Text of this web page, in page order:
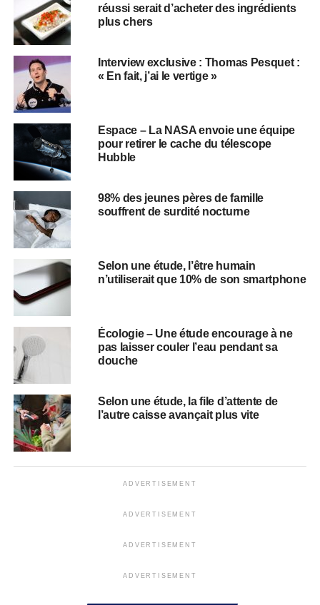
réussi serait d’acheter des ingrédients
plus chers
Interview exclusive : Thomas Pesquet :
« En fait, j’ai le vertige »
Espace – La NASA envoie une équipe
pour retirer le cache du télescope
Hubble
98% des jeunes pères de famille
souffrent de surdité nocturne
Selon une étude, l’être humain
n’utiliserait que 10% de son smartphone
Écologie – Une étude encourage à ne
pas laisser couler l’eau pendant sa
douche
Selon une étude, la file d’attente de
l’autre caisse avançait plus vite
ADVERTISEMENT
ADVERTISEMENT
ADVERTISEMENT
ADVERTISEMENT